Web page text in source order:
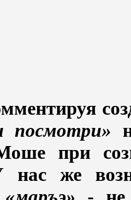
посмотри»
при
же